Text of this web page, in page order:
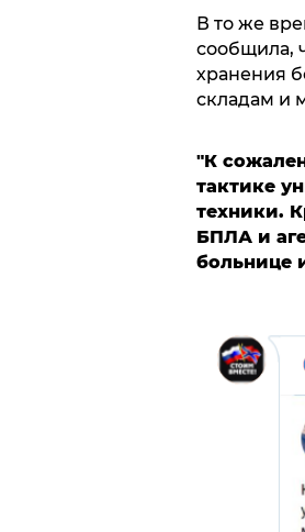
В то же
сообщила,
хранения
складам и
"К
тактике
техники.
БПЛА и
больнице